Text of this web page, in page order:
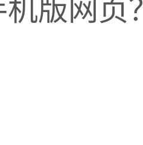
版网页？
盘堆放区”，并码放整齐。